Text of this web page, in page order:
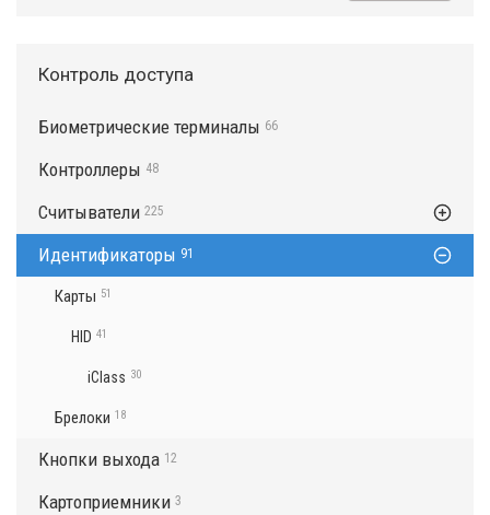
Контроль доступа
Биометрические терминалы 66
Контроллеры 48
Считыватели 225
Идентификаторы 91
Карты 51
HID 41
iClass 30
Брелоки 18
Кнопки выхода 12
Картоприемники 3